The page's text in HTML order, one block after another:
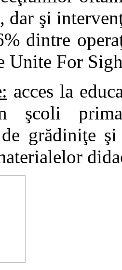
dar şi
dintre
Unite For
: acces la
şcoli
grădiniţe